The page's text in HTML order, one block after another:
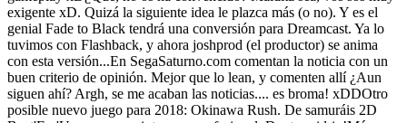
exigente xD. Quizá la siguiente idea le plazca más (o no). Y es el
genial Fade to Black tendrá una conversión para Dreamcast. Ya lo
tuvimos con Flashback, y ahora joshprod (el productor) se anima
con esta versión...En SegaSaturno.com comentan la noticia con un
buen criterio de opinión. Mejor que lo lean, y comenten allí ¿Aun
siguen ahí? Argh, se me acaban las noticias.... es broma! xDDOtro
posible nuevo juego para 2018: Okinawa Rush. De samuráis 2D